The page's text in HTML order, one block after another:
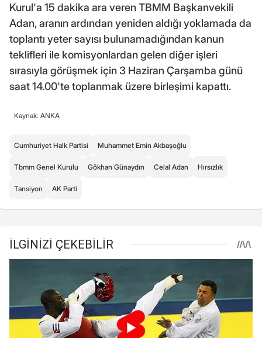
Kurul'a 15 dakika ara veren TBMM Başkanvekili
Adan, aranın ardından yeniden aldığı yoklamada da
toplantı yeter sayısı bulunamadığından kanun
teklifleri ile komisyonlardan gelen diğer işleri
sırasıyla görüşmek için 3 Haziran Çarşamba günü
saat 14.00'te toplanmak üzere birleşimi kapattı.
Kaynak: ANKA
Cumhuriyet Halk Partisi Muhammet Emin Akbaşoğlu
Tbmm Genel Kurulu Gökhan Günaydın Celal Adan Hırsızlık
Tansiyon AK Parti